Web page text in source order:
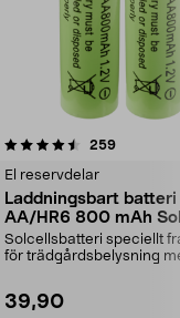
259
El reservdelar
Laddningsbart batteri
AA/HR6 800 mAh
pack
Solcellsbatteri speciellt
för trädgårdsbelysning
39,90
4.5 av 5 stjärnor